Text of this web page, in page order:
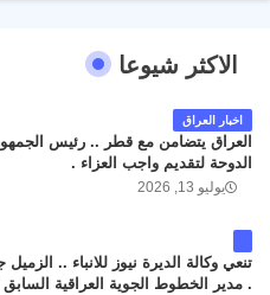
الاكثر شيوعا
اخبار العراق
العراق يتضامن مع قطر .. رئيس
الدوحة لتقديم واجب العزاء .
يوليو 13, 2026
تنعي وكالة الديرة نيوز للانباء ..
. مدير الخطوط الجوية العراقية